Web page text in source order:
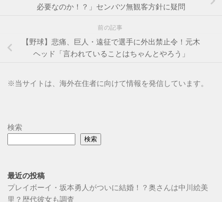
必要なのか！？」センバツ無観客方針に疑問
前の記事
【野球】悲痛、巨人・遠征で選手に外出禁止令！元木
ヘッド「言われていることはちゃんとやろう」
※当サイトは、海外在住者に向けて情報を発信しています。
検索
検索
最近の投稿
プレイボーイ・坂本勇人がついに結婚！？奥さんは中川絵美
里？歴代彼女も調査